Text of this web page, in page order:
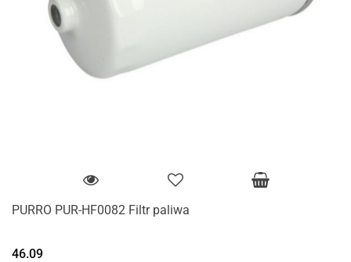
PURRO PUR-HF0082 Filtr paliwa
46.09